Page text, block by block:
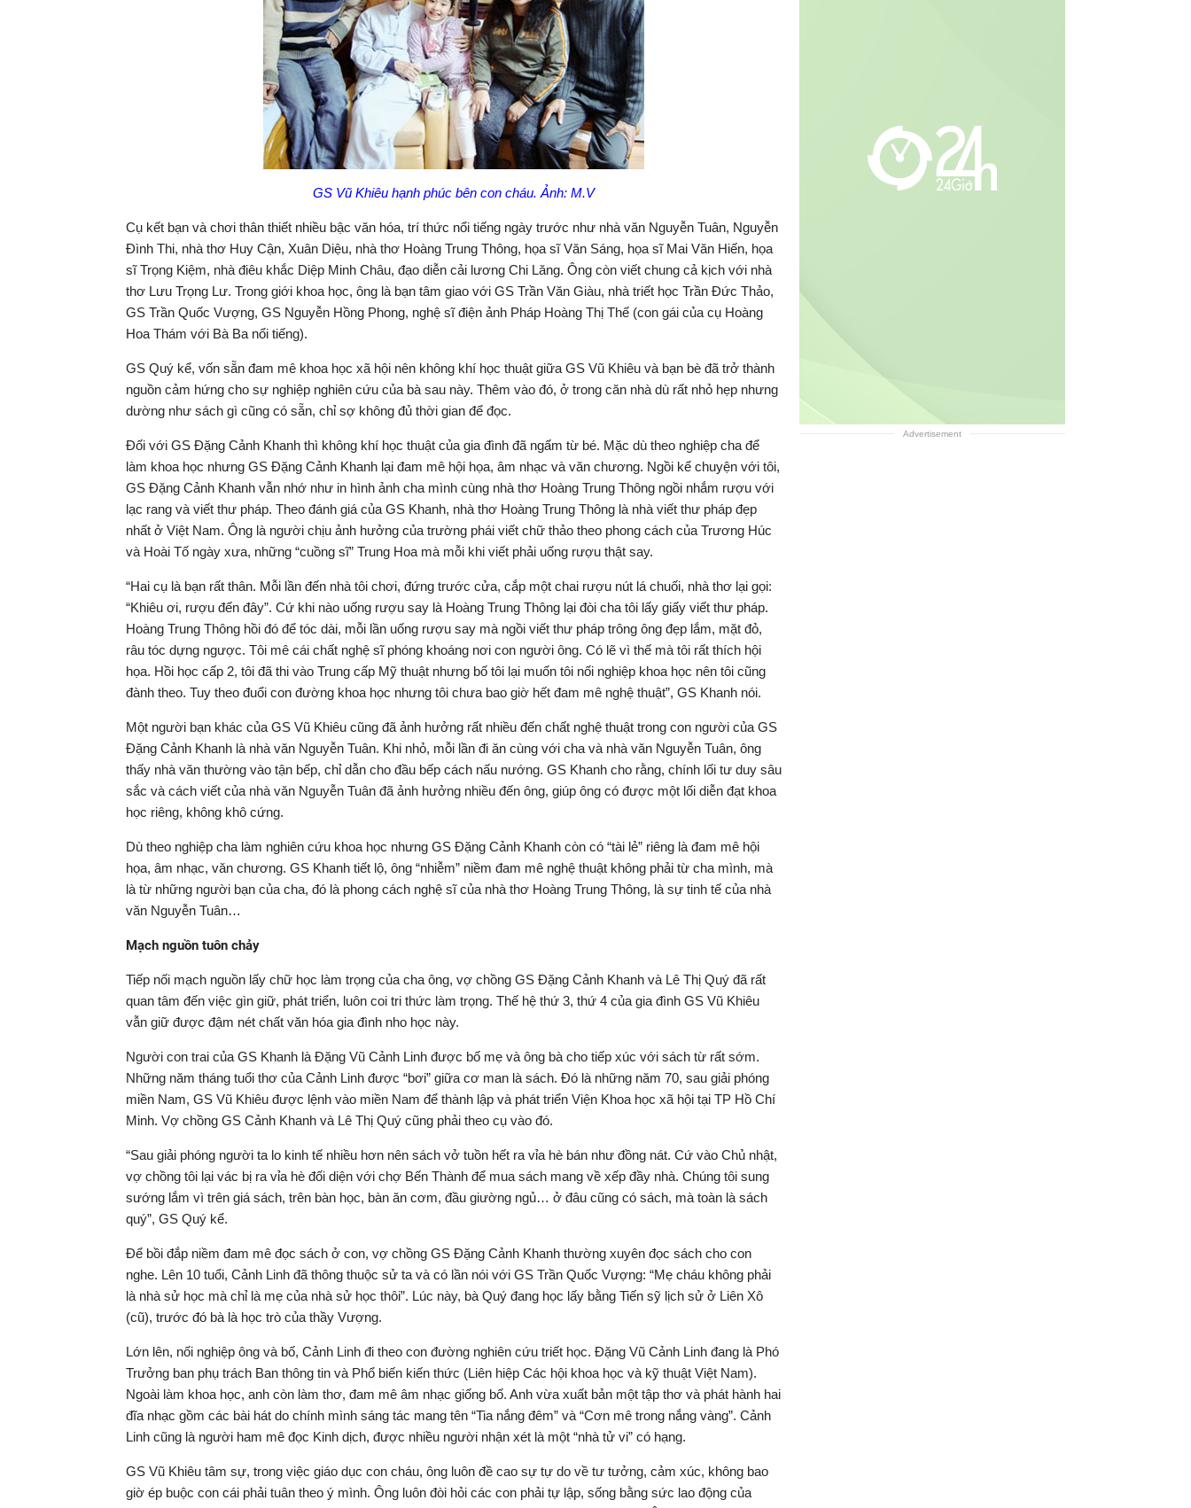
GS Vũ Khiêu hạnh phúc bên con cháu. Ảnh: M.V
Cụ kết bạn và chơi thân thiết nhiều bậc văn hóa, trí thức nổi tiếng ngày trước như nhà văn Nguyễn Tuân, Nguyễn
Đình Thi, nhà thơ Huy Cận, Xuân Diệu, nhà thơ Hoàng Trung Thông, họa sĩ Văn Sáng, họa sĩ Mai Văn Hiến, họa
sĩ Trọng Kiệm, nhà điêu khắc Diệp Minh Châu, đạo diễn cải lương Chi Lăng. Ông còn viết chung cả kịch với nhà
thơ Lưu Trọng Lư. Trong giới khoa học, ông là bạn tâm giao với GS Trần Văn Giàu, nhà triết học Trần Đức Thảo,
GS Trần Quốc Vượng, GS Nguyễn Hồng Phong, nghệ sĩ điện ảnh Pháp Hoàng Thị Thế (con gái của cụ Hoàng
Hoa Thám với Bà Ba nổi tiếng).
GS Quý kể, vốn sẵn đam mê khoa học xã hội nên không khí học thuật giữa GS Vũ Khiêu và bạn bè đã trở thành
nguồn cảm hứng cho sự nghiệp nghiên cứu của bà sau này. Thêm vào đó, ở trong căn nhà dù rất nhỏ hẹp nhưng
dường như sách gì cũng có sẵn, chỉ sợ không đủ thời gian để đọc.
Đối với GS Đặng Cảnh Khanh thì không khí học thuật của gia đình đã ngấm từ bé. Mặc dù theo nghiệp cha để
làm khoa học nhưng GS Đặng Cảnh Khanh lại đam mê hội họa, âm nhạc và văn chương. Ngồi kể chuyện với tôi,
GS Đặng Cảnh Khanh vẫn nhớ như in hình ảnh cha mình cùng nhà thơ Hoàng Trung Thông ngồi nhắm rượu với
lạc rang và viết thư pháp. Theo đánh giá của GS Khanh, nhà thơ Hoàng Trung Thông là nhà viết thư pháp đẹp
nhất ở Việt Nam. Ông là người chịu ảnh hưởng của trường phái viết chữ thảo theo phong cách của Trương Húc
và Hoài Tố ngày xưa, những “cuồng sĩ” Trung Hoa mà mỗi khi viết phải uống rượu thật say.
“Hai cụ là bạn rất thân. Mỗi lần đến nhà tôi chơi, đứng trước cửa, cắp một chai rượu nút lá chuối, nhà thơ lại gọi:
“Khiêu ơi, rượu đến đây”. Cứ khi nào uống rượu say là Hoàng Trung Thông lại đòi cha tôi lấy giấy viết thư pháp.
Hoàng Trung Thông hồi đó để tóc dài, mỗi lần uống rượu say mà ngồi viết thư pháp trông ông đẹp lắm, mặt đỏ,
râu tóc dựng ngược. Tôi mê cái chất nghệ sĩ phóng khoáng nơi con người ông. Có lẽ vì thế mà tôi rất thích hội
họa. Hồi học cấp 2, tôi đã thi vào Trung cấp Mỹ thuật nhưng bố tôi lại muốn tôi nối nghiệp khoa học nên tôi cũng
đành theo. Tuy theo đuổi con đường khoa học nhưng tôi chưa bao giờ hết đam mê nghệ thuật”, GS Khanh nói.
Một người bạn khác của GS Vũ Khiêu cũng đã ảnh hưởng rất nhiều đến chất nghệ thuật trong con người của GS
Đặng Cảnh Khanh là nhà văn Nguyễn Tuân. Khi nhỏ, mỗi lần đi ăn cùng với cha và nhà văn Nguyễn Tuân, ông
thấy nhà văn thường vào tận bếp, chỉ dẫn cho đầu bếp cách nấu nướng. GS Khanh cho rằng, chính lối tư duy sâu
sắc và cách viết của nhà văn Nguyễn Tuân đã ảnh hưởng nhiều đến ông, giúp ông có được một lối diễn đạt khoa
học riêng, không khô cứng.
Dù theo nghiệp cha làm nghiên cứu khoa học nhưng GS Đặng Cảnh Khanh còn có “tài lẻ” riêng là đam mê hội
họa, âm nhạc, văn chương. GS Khanh tiết lộ, ông “nhiễm” niềm đam mê nghệ thuật không phải từ cha mình, mà
là từ những người bạn của cha, đó là phong cách nghệ sĩ của nhà thơ Hoàng Trung Thông, là sự tinh tế của nhà
văn Nguyễn Tuân…
Mạch nguồn tuôn chảy
Tiếp nối mạch nguồn lấy chữ học làm trọng của cha ông, vợ chồng GS Đặng Cảnh Khanh và Lê Thị Quý đã rất
quan tâm đến việc gìn giữ, phát triển, luôn coi tri thức làm trọng. Thế hệ thứ 3, thứ 4 của gia đình GS Vũ Khiêu
vẫn giữ được đậm nét chất văn hóa gia đình nho học này.
Người con trai của GS Khanh là Đặng Vũ Cảnh Linh được bố mẹ và ông bà cho tiếp xúc với sách từ rất sớm.
Những năm tháng tuổi thơ của Cảnh Linh được “bơi” giữa cơ man là sách. Đó là những năm 70, sau giải phóng
miền Nam, GS Vũ Khiêu được lệnh vào miền Nam để thành lập và phát triển Viện Khoa học xã hội tại TP Hồ Chí
Minh. Vợ chồng GS Cảnh Khanh và Lê Thị Quý cũng phải theo cụ vào đó.
“Sau giải phóng người ta lo kinh tế nhiều hơn nên sách vở tuồn hết ra vỉa hè bán như đồng nát. Cứ vào Chủ nhật,
vợ chồng tôi lại vác bị ra vỉa hè đối diện với chợ Bến Thành để mua sách mang về xếp đầy nhà. Chúng tôi sung
sướng lắm vì trên giá sách, trên bàn học, bàn ăn cơm, đầu giường ngủ… ở đâu cũng có sách, mà toàn là sách
quý”, GS Quý kể.
Để bồi đắp niềm đam mê đọc sách ở con, vợ chồng GS Đặng Cảnh Khanh thường xuyên đọc sách cho con
nghe. Lên 10 tuổi, Cảnh Linh đã thông thuộc sử ta và có lần nói với GS Trần Quốc Vượng: “Mẹ cháu không phải
là nhà sử học mà chỉ là mẹ của nhà sử học thôi”. Lúc này, bà Quý đang học lấy bằng Tiến sỹ lịch sử ở Liên Xô
(cũ), trước đó bà là học trò của thầy Vượng.
Lớn lên, nối nghiệp ông và bố, Cảnh Linh đi theo con đường nghiên cứu triết học. Đặng Vũ Cảnh Linh đang là Phó
Trưởng ban phụ trách Ban thông tin và Phổ biến kiến thức (Liên hiệp Các hội khoa học và kỹ thuật Việt Nam).
Ngoài làm khoa học, anh còn làm thơ, đam mê âm nhạc giống bố. Anh vừa xuất bản một tập thơ và phát hành hai
đĩa nhạc gồm các bài hát do chính mình sáng tác mang tên “Tia nắng đêm” và “Cơn mê trong nắng vàng”. Cảnh
Linh cũng là người ham mê đọc Kinh dịch, được nhiều người nhận xét là một “nhà tử vi” có hạng.
GS Vũ Khiêu tâm sự, trong việc giáo dục con cháu, ông luôn đề cao sự tự do về tư tưởng, cảm xúc, không bao
giờ ép buộc con cái phải tuân theo ý mình. Ông luôn đòi hỏi các con phải tự lập, sống bằng sức lao động của
Advertisement